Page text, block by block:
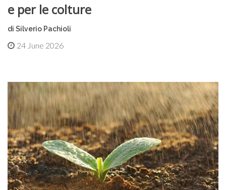
e per le colture
di Silverio Pachioli
24 June 2026